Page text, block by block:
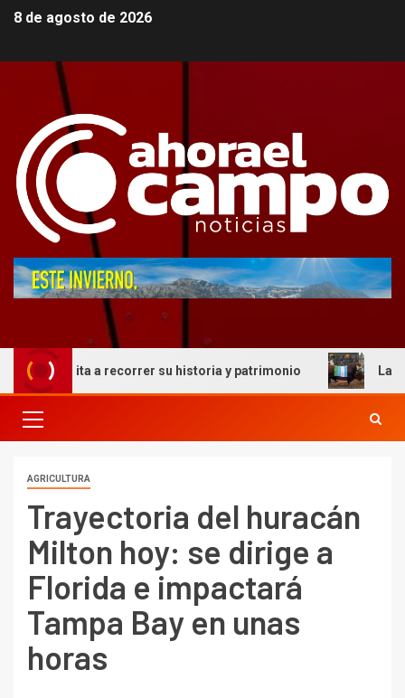
8 de agosto de 2026
a recorrer su historia y patrimonio La genética
AGRICULTURA
Trayectoria del huracán
Milton hoy: se dirige a
Florida e impactará
Tampa Bay en unas
horas